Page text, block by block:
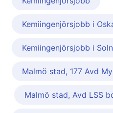
Kemiingenjörsjobb i
Kemiingenjörsjobb i
Malmö stad, 177 Avd
Malmö stad, Avd LSS